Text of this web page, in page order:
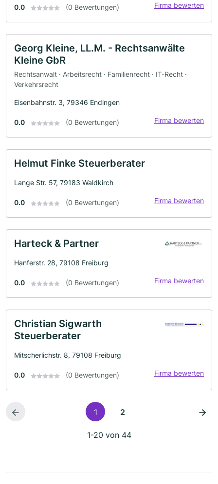
0.0 (0 Bewertungen) Firma bewerten
Georg Kleine, LL.M. - Rechtsanwälte
Kleine GbR
Rechtsanwalt · Arbeitsrecht · Familienrecht · IT-Recht ·
Verkehrsrecht
Eisenbahnstr. 3, 79346 Endingen
0.0 (0 Bewertungen) Firma bewerten
Helmut Finke Steuerberater
Lange Str. 57, 79183 Waldkirch
0.0 (0 Bewertungen) Firma bewerten
Harteck & Partner
Hanferstr. 28, 79108 Freiburg
0.0 (0 Bewertungen) Firma bewerten
Christian Sigwarth
Steuerberater
Mitscherlichstr. 8, 79108 Freiburg
0.0 (0 Bewertungen) Firma bewerten
1 2
1-20 von 44